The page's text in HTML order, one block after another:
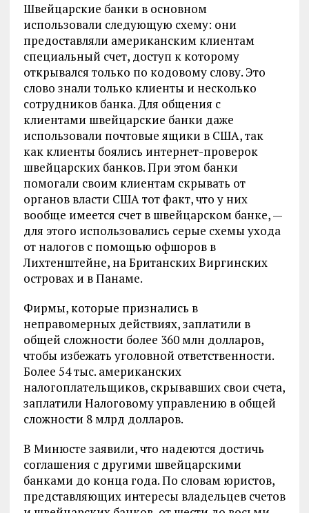
Швейцарские банки в основном
использовали следующую схему: они
предоставляли американским клиентам
специальный счет, доступ к которому
открывался только по кодовому слову. Это
слово знали только клиенты и несколько
сотрудников банка. Для общения с
клиентами швейцарские банки даже
использовали почтовые ящики в США, так
как клиенты боялись интернет-проверок
швейцарских банков. При этом банки
помогали своим клиентам скрывать от
органов власти США тот факт, что у них
вообще имеется счет в швейцарском банке, —
для этого использовались серые схемы ухода
от налогов с помощью офшоров в
Лихтенштейне, на Британских Виргинских
островах и в Панаме.
Фирмы, которые признались в
неправомерных действиях, заплатили в
общей сложности более 360 млн долларов,
чтобы избежать уголовной ответственности.
Более 54 тыс. американских
налогоплательщиков, скрывавших свои счета,
заплатили Налоговому управлению в общей
сложности 8 млрд долларов.
В Минюсте заявили, что надеются достичь
соглашения с другими швейцарскими
банками до конца года. По словам юристов,
представляющих интересы владельцев счетов